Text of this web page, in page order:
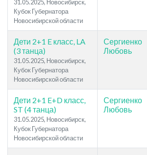
31.05.2025, Новосибирск,
Кубок Губернатора
Новосибирской области
Дети 2+1 E класс, LA
(3 танца)
31.05.2025, Новосибирск,
Кубок Губернатора
Новосибирской области
Сергиенко
Любовь
Дети 2+1 E+D класс,
ST (4 танца)
31.05.2025, Новосибирск,
Кубок Губернатора
Новосибирской области
Сергиенко
Любовь